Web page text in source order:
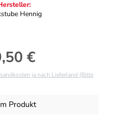
Hennig
Preis:
€
ja nach Lieferland (Bitte
Produkt